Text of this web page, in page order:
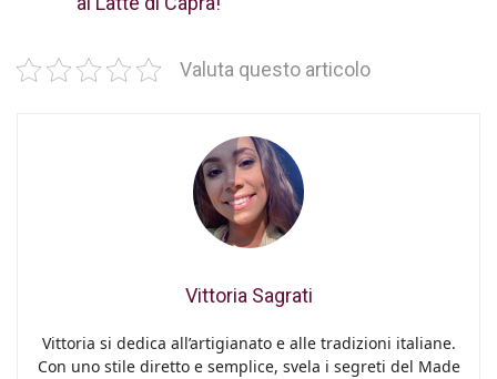
Valuta questo articolo
Vittoria Sagrati
Vittoria si dedica all’artigianato e alle tradizioni italiane.
Con uno stile diretto e semplice, svela i segreti del Made